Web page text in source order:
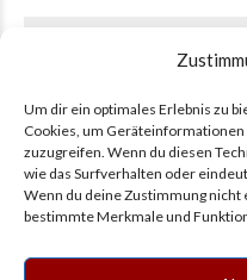
Um dir ein optimales Erlebnis zu
Cookies, um
zuzugreifen. Wenn du diesen
wie das Surfverhalten oder
Wenn du deine Zustimmung
bestimmte Merkmale und
Tags
AUDIO CONSECTETUER